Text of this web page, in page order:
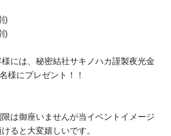
)
)
には、秘密結社サキノハカ謹製夜光金
様にプレゼント！！
は御座いませんが当イベントイメージ
ると大変嬉しいです。